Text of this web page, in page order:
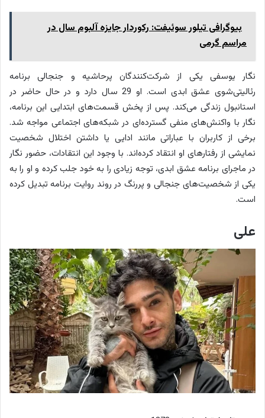
بیوگرافی تیلور سوئیفت: رکوردار جایزه آلبوم سال در
مراسم گرمی
نگار یوسفی یکی از شرکت‌کنندگان پرحاشیه و جنجالی برنامه
رئالیتی‌شوی عشق ابدی است. او 29 سال دارد و در حال حاضر در
استانبول زندگی می‌کند. پس از پخش قسمت‌های ابتدایی این برنامه،
نگار با واکنش‌های منفی گسترده‌ای در شبکه‌های اجتماعی مواجه شد.
برخی از کاربران با عباراتی مانند ادایی یا داشتن اختلال شخصیت
نمایشی از رفتارهای او انتقاد کرده‌اند. با وجود این انتقادات، حضور نگار
در ماجرای برنامه عشق ابدی، توجه زیادی را به خود جلب کرده و او را به
یکی از شخصیت‌های جنجالی و پررنگ در روند روایت برنامه تبدیل کرده
است.
علی